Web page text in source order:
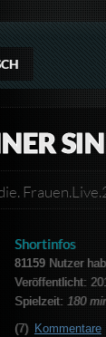
Shortinfos
81159Nutzer
Veröffentlicht:
Spielzeit: 180
(7) Kommentare